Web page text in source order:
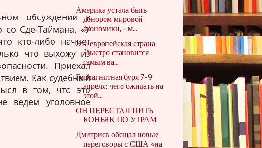
обсуждении в
со Сде-Таймана. «У
кто-либо начнет
что выхожу из
Приехал
Как судебный
в том, что это
ведем уголовное
Америка устала быть
донором мировой
экономики, - м...
Эта европейская страна
"быстро становится
самым ва...
Геомагнитная буря 7-9
апреля: чего ожидать на
этой...
ОН ПЕРЕСТАЛ ПИТЬ
КОНЬЯК ПО УТРАМ
Дмитриев обещал новые
переговоры с США «на